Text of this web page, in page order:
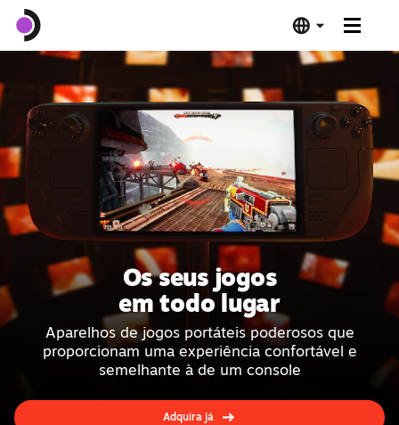
Steam Deck LCD
Software
Aprovados no Deck
Especificações
Os seus jogos
em todo lugar
Aparelhos de jogos portáteis poderosos que
proporcionam uma experiência confortável e
semelhante à de um console
Adquira já